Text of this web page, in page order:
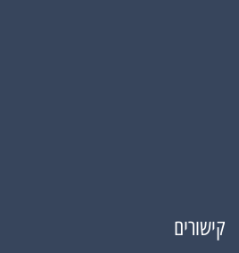
קישורים